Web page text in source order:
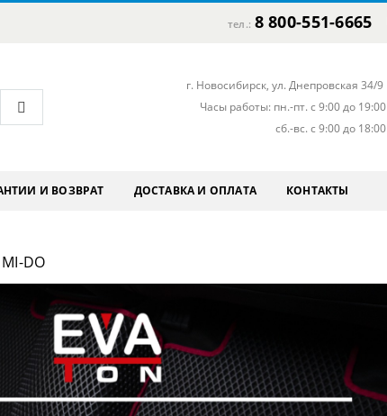
тел.: 8 800-551-6665
г. Новосибирск, ул. Днепровская 34/9
Часы работы: пн.-пт. с 9:00 до 19:00
сб.-вс. с 9:00 до 18:00
И ВОЗВРАТ ДОСТАВКА И ОПЛАТА КОНТАКТЫ
DO